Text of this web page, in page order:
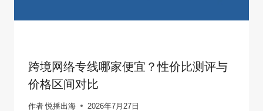
跨境网络专线哪家便宜？性价比测评与
价格区间对比
作者 悦播出海 2026年7月27日